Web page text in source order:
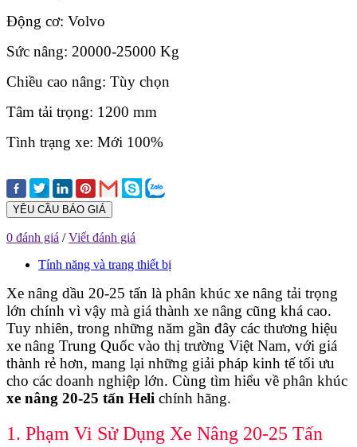
Động cơ: Volvo
Sức nâng: 20000-25000 Kg
Chiều cao nâng: Tùy chọn
Tâm tải trọng: 1200 mm
Tình trạng xe: Mới 100%
YÊU CẦU BÁO GIÁ
0 đánh giá /Viết đánh giá
Tính năng và trang thiết bị
Xe nâng dầu 20-25 tấn là phân khúc xe nâng tải trọng
lớn chính vì vậy mà giá thành xe nâng cũng khá cao.
Tuy nhiên, trong những năm gần đây các thương hiệu
xe nâng Trung Quốc vào thị trường Việt Nam, với giá
thành rẻ hơn, mang lại những giải pháp kinh tế tối ưu
cho các doanh nghiệp lớn. Cùng tìm hiểu về phân khúc
xe nâng 20-25 tấn Heli chính hãng.
1. Phạm Vi Sử Dụng Xe Nâng 20-25 Tấn